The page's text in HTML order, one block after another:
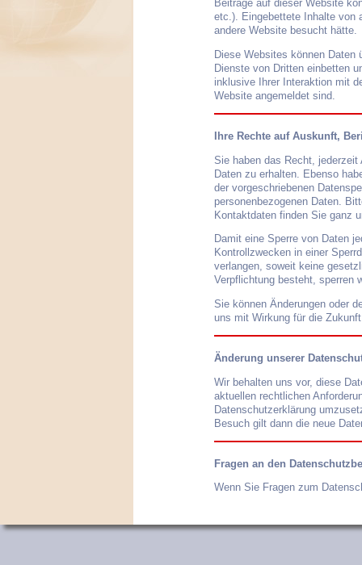
Beiträge auf dieser Website
etc.). Eingebettete Inhalte von
andere Website besucht hätte.
Diese Websites können
Dienste von Dritten einbetten
inklusive Ihrer Interaktion mit
Website angemeldet sind.
Ihre Rechte auf Auskunft,
Sie haben das Recht,
Daten zu erhalten. Ebenso
der vorgeschriebenen
personenbezogenen Daten.
Kontaktdaten finden Sie ganz
Damit eine Sperre von Daten
Kontrollzwecken in einer
verlangen, soweit keine
Verpflichtung besteht, sperren
Sie können Änderungen oder
uns mit Wirkung für die
Änderung unserer
Wir behalten uns vor, diese
aktuellen rechtlichen
Datenschutzerklärung
Besuch gilt dann die neue
Fragen an den
Wenn Sie Fragen zum